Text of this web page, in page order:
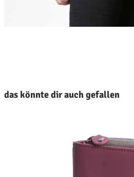
das könnte dir auch gefallen